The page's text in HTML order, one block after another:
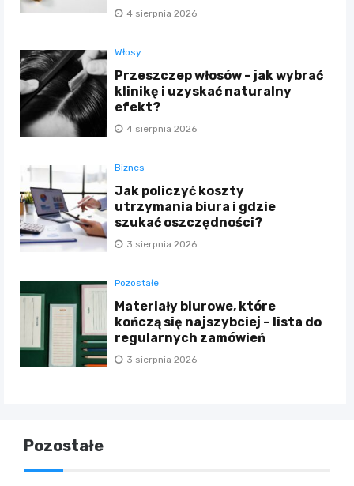
4 sierpnia 2026
Włosy
Przeszczep włosów – jak wybrać
klinikę i uzyskać naturalny
efekt?
4 sierpnia 2026
Biznes
Jak policzyć koszty
utrzymania biura i gdzie
szukać oszczędności?
3 sierpnia 2026
Pozostałe
Materiały biurowe, które
kończą się najszybciej – lista do
regularnych zamówień
3 sierpnia 2026
Pozostałe